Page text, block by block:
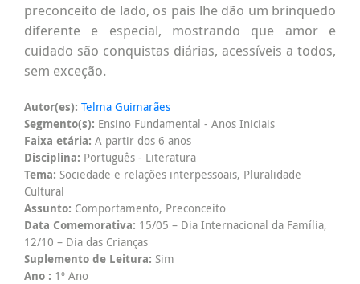
preconceito de lado, os pais lhe dão um brinquedo
diferente e especial, mostrando que amor e
cuidado são conquistas diárias, acessíveis a todos,
sem exceção.
Autor(es): Telma Guimarães
Segmento(s): Ensino Fundamental - Anos Iniciais
Faixa etária: A partir dos 6 anos
Disciplina: Português - Literatura
Tema: Sociedade e relações interpessoais, Pluralidade
Cultural
Assunto: Comportamento, Preconceito
Data Comemorativa: 15/05 – Dia Internacional da Família,
12/10 – Dia das Crianças
Suplemento de Leitura: Sim
Ano : 1º Ano